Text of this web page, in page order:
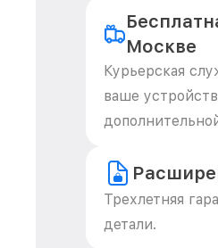
Москве
Курьерская
ваше
Трехлетняя
детали.